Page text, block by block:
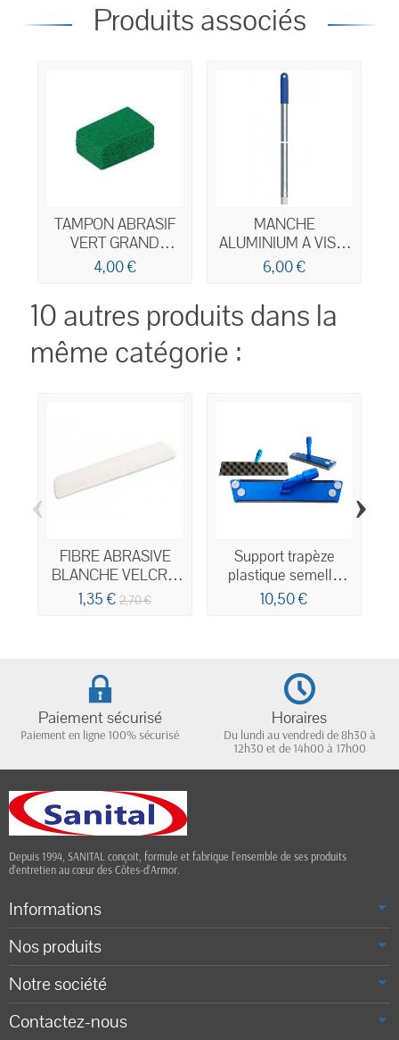
Produits associés
TAMPON ABRASIF
VERT GRAND
MODELE 15x23CM
4,00 €
MANCHE
ALUMINIUM A VIS &
TROU DOUBLE
CONNEXION 1,40M
D. 23,4MM
6,00 €
10 autres produits dans la
même catégorie :
FIBRE ABRASIVE
BLANCHE VELCRO
60CM
1,35 € 2,70 €
Support trapèze
plastique semelle
mousse 60cm
10,50 €
‹ ›
Paiement sécurisé
Paiement en ligne 100% sécurisé
Horaires
Du lundi au vendredi de 8h30 à
12h30 et de 14h00 à 17h00
Depuis 1994, SANITAL conçoit, formule et fabrique l’ensemble de ses produits
d’entretien au cœur des Côtes-d’Armor.
Informations
Nos produits
Notre société
Contactez-nous